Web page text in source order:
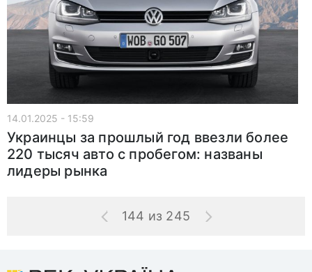
14.01.2025 - 15:59
Украинцы за прошлый год ввезли более
220 тысяч авто с пробегом: названы
лидеры рынка
144 из 245